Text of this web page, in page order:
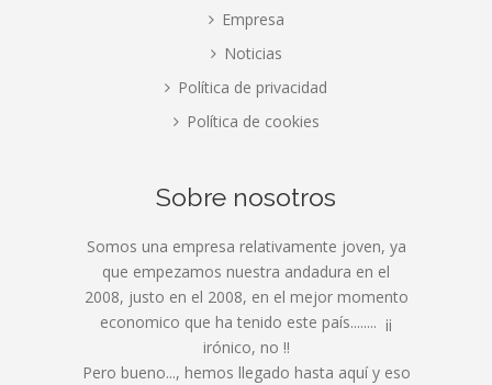
Empresa
Noticias
Política de privacidad
Política de cookies
Sobre nosotros
Somos una empresa relativamente joven, ya
que empezamos nuestra andadura en el
2008, justo en el 2008, en el mejor momento
economico que ha tenido este país........ ¡¡
irónico, no !!
Pero bueno..., hemos llegado hasta aquí y eso